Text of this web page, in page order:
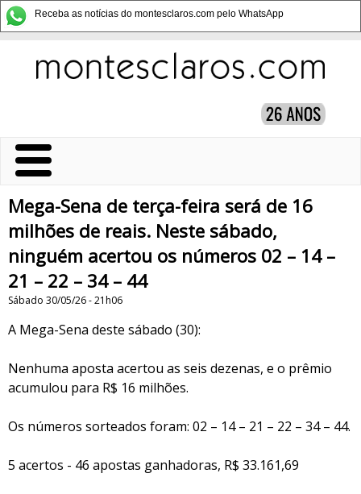
Receba as notícias do montesclaros.com pelo WhatsApp
Mega-Sena de terça-feira será de 16
milhões de reais. Neste sábado,
ninguém acertou os números 02 – 14 –
21 – 22 – 34 – 44
Sábado 30/05/26 - 21h06
A Mega-Sena deste sábado (30):
Nenhuma aposta acertou as seis dezenas, e o prêmio
acumulou para R$ 16 milhões.
Os números sorteados foram: 02 – 14 – 21 – 22 – 34 – 44.
5 acertos - 46 apostas ganhadoras, R$ 33.161,69